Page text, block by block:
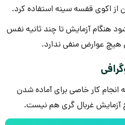
اکوی قفسه سینه استفاده کرد.
هنگام آزمایش تا چند ثانیه نفس
عوارض منفی ندارد.
انجام کار خاصی برای آماده شدن
آزمایش غربال گری هم نیست.